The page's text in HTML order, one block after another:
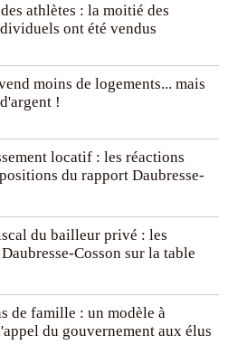
athlètes : la moitié des
ont été vendus
moins de logements... mais
!
locatif : les réactions
du rapport Daubresse-
du bailleur privé : les
Cosson sur la table
de famille : un modèle à
du gouvernement aux élus